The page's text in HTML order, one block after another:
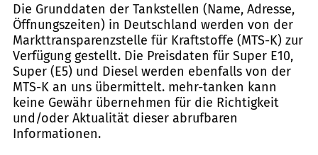
Die Grunddaten der Tankstellen (Name, Adresse,
Öffnungszeiten) in Deutschland werden von der
Markttransparenzstelle für Kraftstoffe (MTS-K) zur
Verfügung gestellt. Die Preisdaten für Super E10,
Super (E5) und Diesel werden ebenfalls von der
MTS-K an uns übermittelt. mehr-tanken kann
keine Gewähr übernehmen für die Richtigkeit
und/oder Aktualität dieser abrufbaren
Informationen.